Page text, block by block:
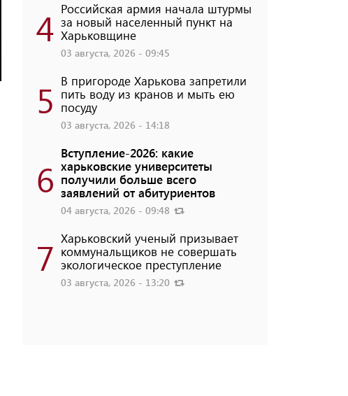
4 Российская армия начала штурмы
за новый населенный пункт на
Харьковщине
03 августа, 2026 - 09:45
5 В пригороде Харькова запретили
пить воду из кранов и мыть ею
посуду
03 августа, 2026 - 14:18
6
Вступление-2026: какие
харьковские университеты
получили больше всего
заявлений от абитуриентов
04 августа, 2026 - 09:48
7 Харьковский ученый призывает
коммунальщиков не совершать
экологическое преступление
03 августа, 2026 - 13:20